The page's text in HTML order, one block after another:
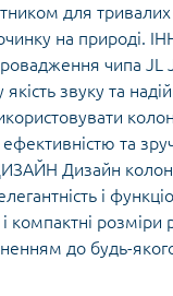
для
на природі.
чипа JL
якість звуку та
та
Дизайн
і
компактні розміри
до будь-